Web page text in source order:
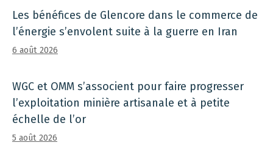
Les bénéfices de Glencore dans le commerce de
l’énergie s’envolent suite à la guerre en Iran
6 août 2026
WGC et OMM s’associent pour faire progresser
l’exploitation minière artisanale et à petite
échelle de l’or
5 août 2026